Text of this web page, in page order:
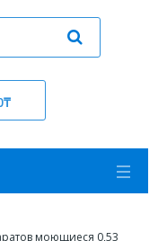
моющиеся 0,53